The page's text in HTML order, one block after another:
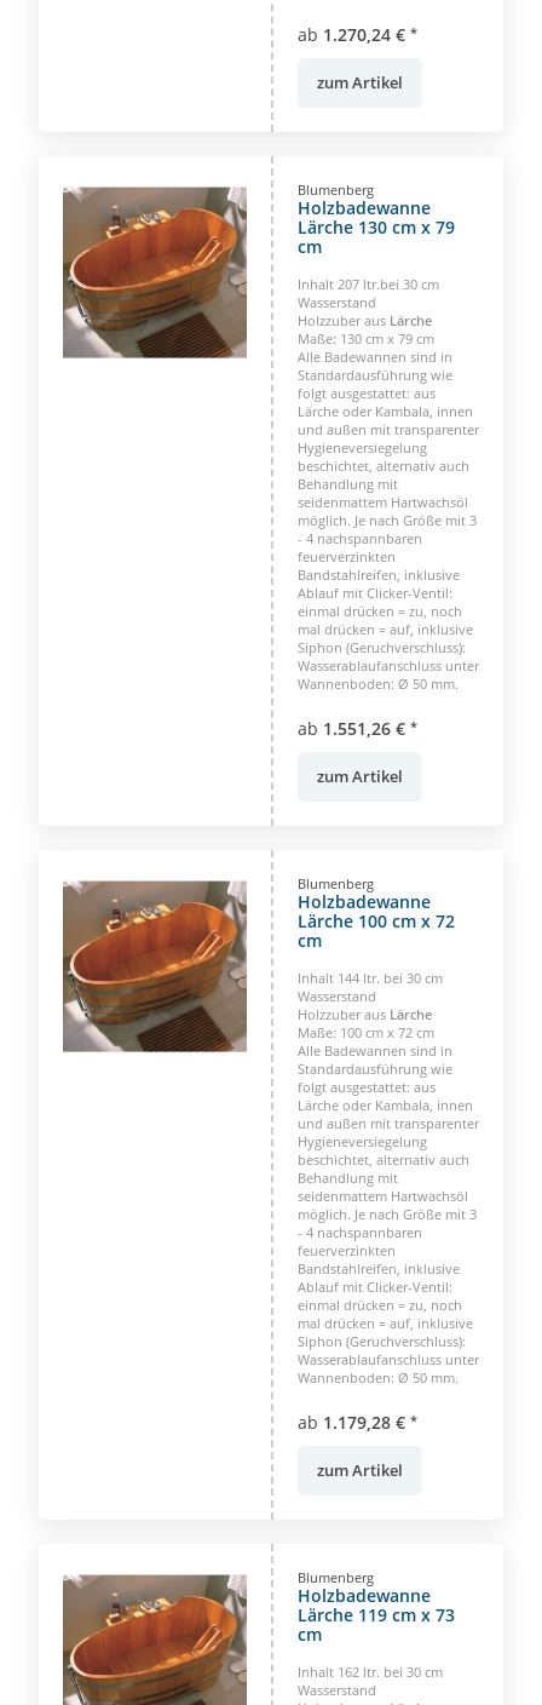
ab 1.270,24 € *
zum Artikel
Blumenberg
Holzbadewanne
Lärche 130 cm x 79
cm
Inhalt 207 ltr.bei 30 cm
Wasserstand
Holzzuber aus Lärche
Maße: 130 cm x 79 cm
Alle Badewannen sind in
Standardausführung wie
folgt ausgestattet: aus
Lärche oder Kambala, innen
und außen mit transparenter
Hygieneversiegelung
beschichtet, alternativ auch
Behandlung mit
seidenmattem Hartwachsöl
möglich. Je nach Größe mit 3
- 4 nachspannbaren
feuerverzinkten
Bandstahlreifen, inklusive
Ablauf mit Clicker-Ventil:
einmal drücken = zu, noch
mal drücken = auf, inklusive
Siphon (Geruchverschluss):
Wasserablaufanschluss unter
Wannenboden: Ø 50 mm.
ab 1.551,26 € *
zum Artikel
Blumenberg
Holzbadewanne
Lärche 100 cm x 72
cm
Inhalt 144 ltr. bei 30 cm
Wasserstand
Holzzuber aus Lärche
Maße: 100 cm x 72 cm
Alle Badewannen sind in
Standardausführung wie
folgt ausgestattet: aus
Lärche oder Kambala, innen
und außen mit transparenter
Hygieneversiegelung
beschichtet, alternativ auch
Behandlung mit
seidenmattem Hartwachsöl
möglich. Je nach Größe mit 3
- 4 nachspannbaren
feuerverzinkten
Bandstahlreifen, inklusive
Ablauf mit Clicker-Ventil:
einmal drücken = zu, noch
mal drücken = auf, inklusive
Siphon (Geruchverschluss):
Wasserablaufanschluss unter
Wannenboden: Ø 50 mm.
ab 1.179,28 € *
zum Artikel
Blumenberg
Holzbadewanne
Lärche 119 cm x 73
cm
Inhalt 162 ltr. bei 30 cm
Wasserstand